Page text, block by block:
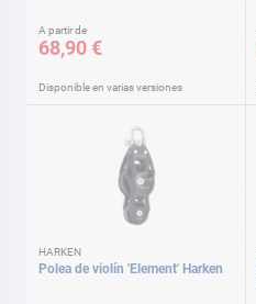
A partir de
68,90 €
Disponible en varias versiones
HARKEN
Polea de violín 'Element' Harken